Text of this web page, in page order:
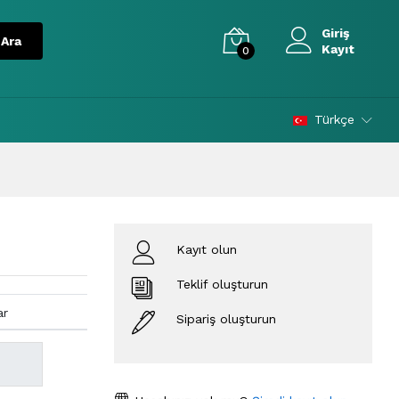
0
Giriş
Kayıt
Türkçe
Kayıt olun
Teklif oluşturun
Sipariş oluşturun